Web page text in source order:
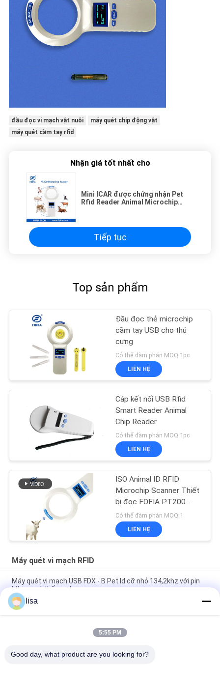
đầu đọc vi mạch vật nuôi
máy quét chip động vật
máy quét cầm tay rfid
Nhận giá tốt nhất cho
Mini ICAR được chứng nhận Pet
Rfid Reader Animal Microchip
Tiếp tục
Top sản phẩm
Đầu đọc thẻ microchip
cầm tay USB cho thú
cưng
Có thể đàm phán MOQ:1pc
LIÊN HỆ
Cáp kết nối USB Rfid
Smart Reader Animal
Chip Reader
Có thể đàm phán MOQ:1pc
LIÊN HỆ
ISO Animal ID RFID
Microchip Scanner Thiết
bị đọc FOFIA PT200
Reader ID64
Có thể đàm phán MOQ:1
LIÊN HỆ
Máy quét vi mạch RFID
Máy quét vi mạch USB FDX - B Pet Id cỡ nhỏ 134,2khz với pin
lithium có thể sạc lại
Máy quét động vật vi mạch RFID 134,2 Khz để nhận dạng vật
nuôi / vật nuôi
Mini ICAR được chứng nhận Pet Rfid Reader Animal Microchip
lisa
5:55 PM
Good day, what product are you looking for?